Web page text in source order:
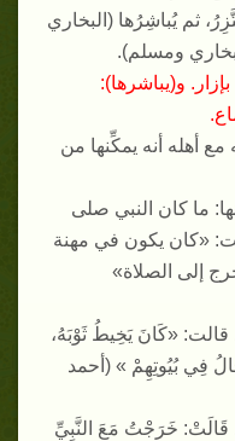
ثم يُباشِرُها( البخاري
ومسلم).
. و(يباشرها):
.
أهله أنه يمكِّنها من
: ما كان النبي صلى
: «كان يكون في مهنة
إلى الصلاة»
قالت: «كَانَ يَخِيطُ ثَوْبَهُ،
فِي بُيُوتِهِمْ » ( أحمد
قَالَتْ: خَرَجْتُ مَعَ النَّبِيِّ